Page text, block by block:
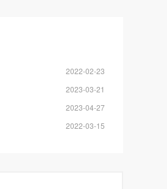
2022-02-23
2023-03-21
2023-04-27
2022-03-15